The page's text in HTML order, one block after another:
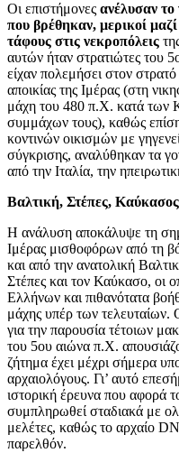
Οι επιστήμονες ανέλυσαν
που βρέθηκαν, μερικοί
τάφους στις νεκροπόλεις
αυτών ήταν στρατιώτες του
είχαν πολεμήσει στον στρατό
αποικίας της Ιμέρας (στη
μάχη του 480 π.Χ. κατά των
συμμάχων τους), καθώς
κοντινών οικισμών με
σύγκρισης, αναλύθηκαν τα
από την Ιταλία, την
Βαλτική, Στέπες, Καύκασος
Η ανάλυση αποκάλυψε τη
Ιμέρας μισθοφόρων από τη
και από την ανατολική
Στέπες και τον Καύκασο, οι
Ελλήνων και πιθανότατα
μάχης υπέρ των τελευταίων.
για την παρουσία τέτοιων
του 5ου αιώνα π.Χ.
ζήτημα έχει μέχρι σήμερα
αρχαιολόγους. Γι’ αυτό
ιστορική έρευνα που αφορά
συμπληρωθεί σταδιακά με
μελέτες, καθώς το αρχαίο
παρελθόν.